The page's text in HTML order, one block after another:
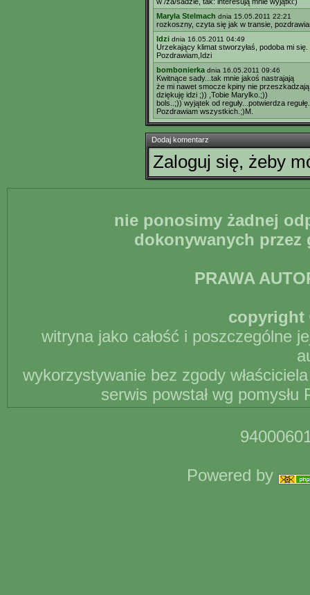
Maryla Stelmach dnia 15.05.2011 22:21
rozkoszny, czyta się jak w transie,
Idzi dnia 16.05.2011 04:49
Urzekający klimat stworzyłaś, podoba mi się.
Pozdrawiam,Idzi
bombonierka dnia 16.05.2011 09:46
Kwitnące sady...tak mnie jakoś nastrajają
że mi nawet smocze kpiny nie
dziękuję idzi ;)) ,Tobie Marylko.;))
bols..;)) wyjątek od reguły...potwierdza
Pozdrawiam wszystkich.;)M.
Dodaj komentarz
Zaloguj się, żeby
nie ponosimy żadnej
dokonywanych
PRAWA
copyright
witryna jako całość i poszczególne
wykorzystywanie bez zgody
serwis powstał wg
Powered by